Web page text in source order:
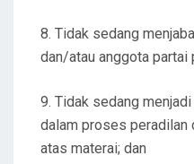
8. Tidak sedang
dan/atau anggota partai
9. Tidak sedang
dalam proses peradilan
atas materai; dan